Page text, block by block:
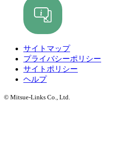
サイトマップ
プライバシーポリシー
サイトポリシー
ヘルプ
© Mitsue-Links Co., Ltd.